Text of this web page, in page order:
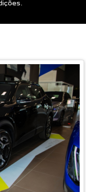
FLEX ACTIVE
2026